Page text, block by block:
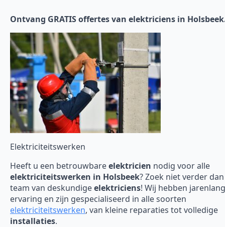
Ontvang GRATIS offertes van elektriciens in
Elektriciteitswerken
Heeft u een betrouwbareelektricien nodig voor alle
elektriciteitswerken in Holsbeek? Zoek niet verder
team van deskundigeelektriciens! Wij hebben
ervaring en zijn gespecialiseerd in alle soorten
elektriciteitswerken, van kleine reparaties tot volledige
installaties.